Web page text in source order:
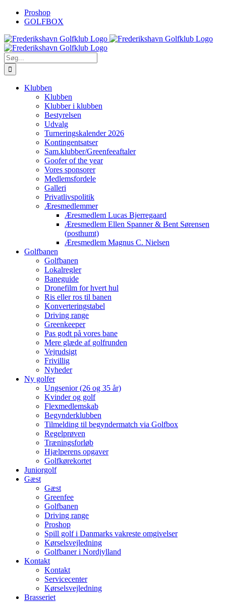
Skip
Proshop
GOLFBOX
Søg
efter:
Klubben
Klubben
Klubber i klubben
Bestyrelsen
Udvalg
Turneringskalender 2026
Kontingentsatser
Sam.klubber/Greenfeeaftaler
Goofer of the year
Vores sponsorer
Medlemsfordele
Galleri
Privatlivspolitik
Æresmedlemmer
Æresmedlem Lucas Bjerregaard
Æresmedlem Ellen Spanner & Bent Sørensen
(posthumt)
Æresmedlem Magnus C. Nielsen
Golfbanen
Golfbanen
Lokalregler
Baneguide
Dronefilm for hvert hul
Ris eller ros til banen
Konverteringstabel
Driving range
Greenkeeper
Pas godt på vores bane
Mere glæde af golfrunden
Vejrudsigt
Frivillig
Nyheder
Ny golfer
Ungsenior (26 og 35 år)
Kvinder og golf
Flexmedlemskab
Begynderklubben
Tilmelding til begyndermatch via Golfbox
Regelprøven
Træningsforløb
Hjælperens opgaver
Golfkørekortet
Juniorgolf
Gæst
Gæst
Greenfee
Golfbanen
Driving range
Proshop
Spill golf i Danmarks vakreste omgivelser
Kørselsvejledning
Golfbaner i Nordjylland
Kontakt
Kontakt
Servicecenter
Kørselsvejledning
Brasseriet